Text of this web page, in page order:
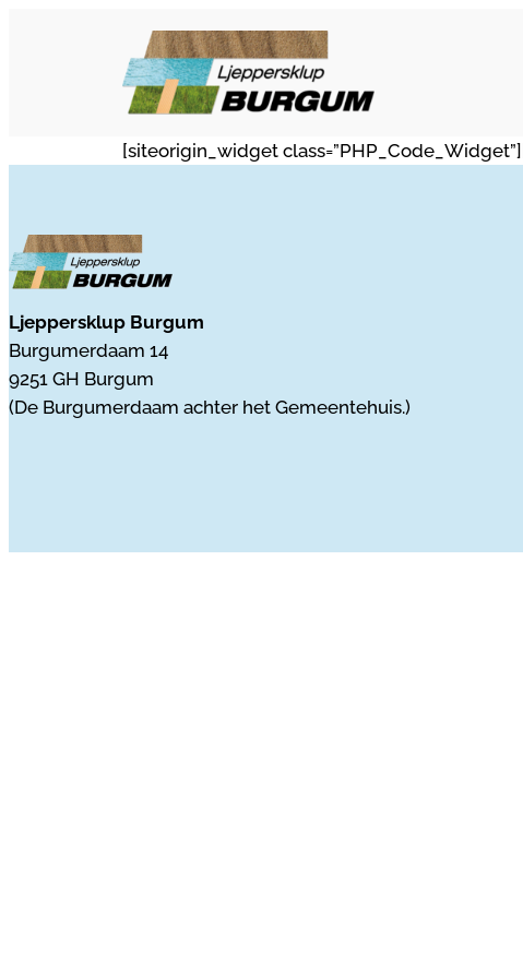
[siteorigin_widget class=”PHP_Code_Widget”]
Ljeppersklup Burgum
Burgumerdaam 14
9251 GH Burgum
(De Burgumerdaam achter het Gemeentehuis.)